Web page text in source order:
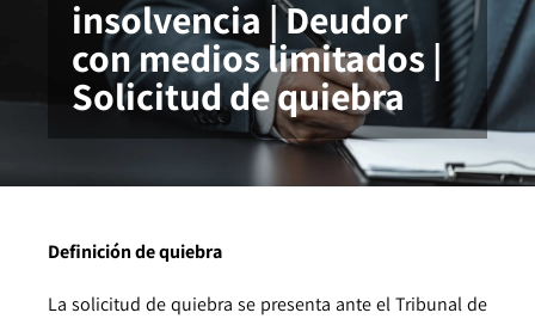
insolvencia | Deudor
con medios limitados |
Solicitud de quiebra
Definición de quiebra
La solicitud de quiebra se presenta ante el Tribunal de